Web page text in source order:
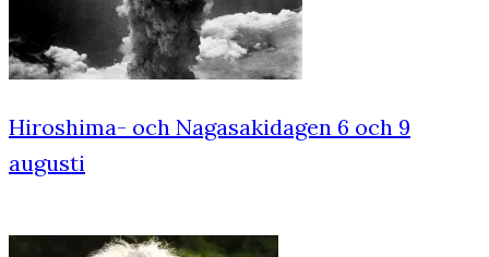
Hiroshima- och Nagasakidagen 6 och 9
augusti